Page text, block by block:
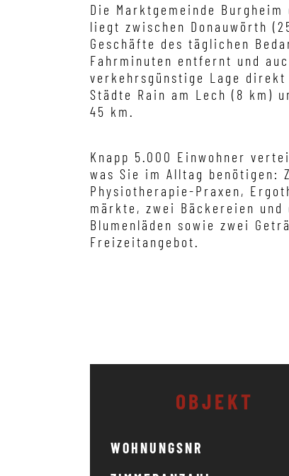
Die Marktgemeinde
liegt zwischen Donauwörth
Geschäfte des täglichen
Fahrminuten entfernt und
verkehrsgünstige Lage
Städte Rain am Lech (8 km)
45 km.
Knapp 5.000 Einwohner
was Sie im Alltag benötigen:
Physiotherapie-Praxen,
märkte, zwei Bäckereien
Blumenläden sowie zwei
Freizeitangebot.
OBJEKT
WOHNUNGSNR